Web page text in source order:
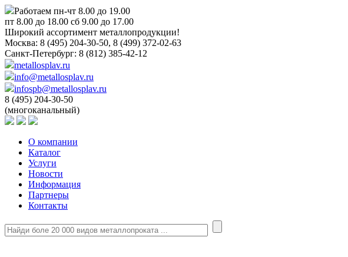
Работаем пн-чт 8.00 до 19.00
пт 8.00 до 18.00 сб 9.00 до 17.00
Широкий ассортимент металлопродукции!
Москва: 8 (495) 204-30-50, 8 (499) 372-02-63
Санкт-Петербург: 8 (812) 385-42-12
metallosplav.ru
info@metallosplav.ru
infospb@metallosplav.ru
8 (495) 204-30-50
(многоканальный)
О компании
Каталог
Услуги
Новости
Информация
Партнеры
Контакты